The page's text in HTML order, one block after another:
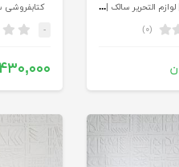
کتابفروشی سالک | لوازم التحریر سالک | کادویی سالک
(۰) -
۴۳۰,۰۰۰